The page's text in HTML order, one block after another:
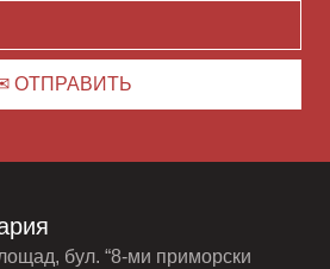
бул. “8-ми приморски